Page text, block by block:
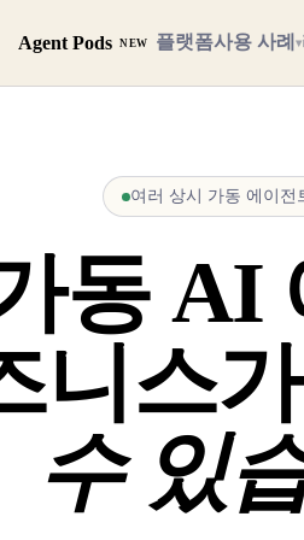
Agent Pods NEW 플랫폼사용 사례 ▾
여러 상시 가동 에이전
동 AI
니스
수 있